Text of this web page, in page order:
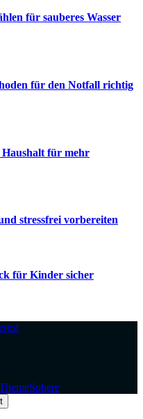
für sauberes Wasser
für den Notfall richtig
für mehr
stressfrei vorbereiten
für Kinder sicher